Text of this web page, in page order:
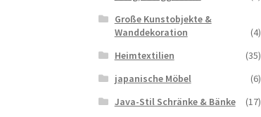
Große Kunstobjekte &
Wanddekoration
(4)
Heimtextilien
(35)
japanische Möbel
(6)
Java-Stil Schränke & Bänke
(17)